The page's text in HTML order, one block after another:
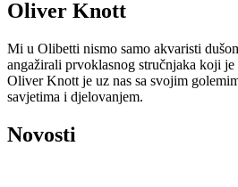
Oliver Knott
Mi u Olibetti nismo samo akvaristi
angažirali prvoklasnog stručnjaka koji
Oliver Knott je uz nas sa svojim
savjetima i djelovanjem.
Novosti